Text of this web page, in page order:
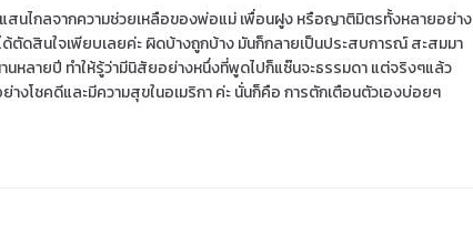
สนไกลจากความช่วยเหลือของพ่อแม่ เพื่อนฝูง หรือญาติมิตรทั้งหลายอย่าง
ได้ตัดสินใจเพียบเลยค่ะ ผิดบ้างถูกบ้าง มันก็กลายเป็นประสบการณ์ สะสมมา
หลายปี ทำให้รู้ว่ามีนิสัยอย่างหนึ่งที่พูดไปก็แซ๊นจะธรรมดา แต่จริงๆแล้ว
างโชคดีและมีความสุขในอเมริกา ค่ะ นั่นก็คือ การตักเตือนตัวเองบ่อยๆ